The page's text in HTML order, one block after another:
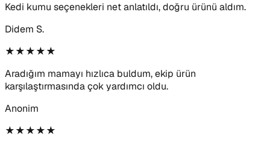
Kedi kumu seçenekleri net anlatıldı, doğru ürünü aldım.
Didem S.
★★★★★
Aradığım mamayı hızlıca buldum, ekip ürün
karşılaştırmasında çok yardımcı oldu.
Anonim
★★★★★